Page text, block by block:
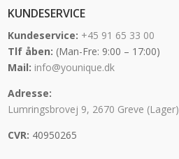
KUNDESERVICE
Kundeservice: +45 91 65 33 00
Tlf åben: (Man-Fre: 9:00 – 17:00)
Mail: info@younique.dk
Adresse:
Lumringsbrovej 9, 2670 Greve (Lager)
CVR: 40950265